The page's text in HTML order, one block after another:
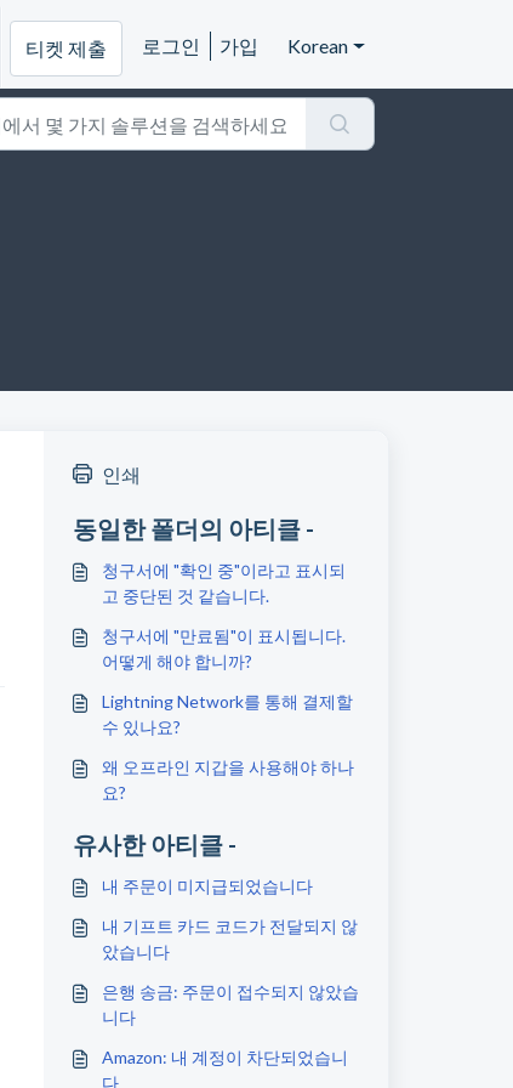
티켓 제출 로그인 가입 Korean
인쇄
동일한 폴더의 아티클 -
청구서에 "확인 중"이라고 표시되
고 중단된 것 같습니다.
청구서에 "만료됨"이 표시됩니다.
어떻게 해야 합니까?
Lightning Network를 통해 결제할
수 있나요?
왜 오프라인 지갑을 사용해야 하나
요?
유사한 아티클 -
내 주문이 미지급되었습니다
내 기프트 카드 코드가 전달되지 않
았습니다
은행 송금: 주문이 접수되지 않았습
니다
Amazon: 내 계정이 차단되었습니
다